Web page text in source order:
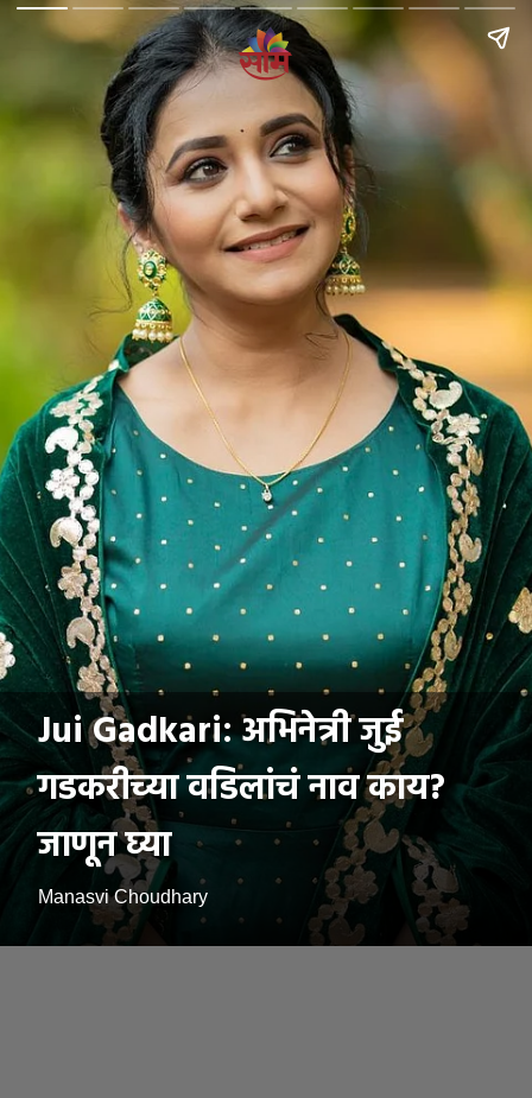
Jui Gadkari: अभिनेत्री जुई
गडकरीच्या वडिलांचं नाव काय?
जाणून घ्या
Manasvi Choudhary